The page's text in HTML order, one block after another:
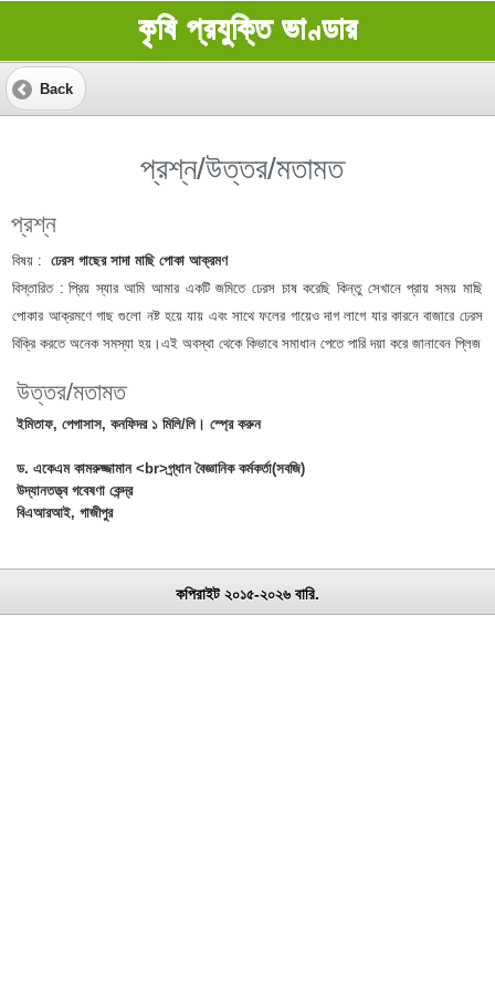
কৃষি প্রযুক্তি ভাণ্ডার
Back
প্রশ্ন/উত্তর/মতামত
প্রশ্ন
বিষয় :
ঢেরস গাছের সাদা মাছি পোকা আক্রমণ
বিস্তারিত : প্রিয় স্যার আমি আমার একটি জমিতে ঢেরস চাষ করেছি কিন্তু সেখানে প্রায় সময় মাছি
পোকার আক্রমণে গাছ গুলো নষ্ট হয়ে যায় এবং সাথে ফলের গায়েও দাগ লাগে যার কারনে বাজারে ঢেরস
বিক্রি করতে অনেক সমস্যা হয়।এই অবস্থা থেকে কিভাবে সমাধান পেতে পারি দয়া করে জানাবেন প্লিজ
উত্তর/মতামত
ইমিতাফ, পেগাসাস, কনফিদর ১ মিলি/লি। স্প্রে করুন
ড. একেএম কামরুজ্জামান <‌br>প্র্ধান বৈজ্ঞানিক কর্মকর্তা(সবজি)
উদ্যানতত্ত্ব গবেষণা কেন্দ্র
বিএআরআই, গাজীপুর
কপিরাইট ২০১৫-২০২৬ বারি.